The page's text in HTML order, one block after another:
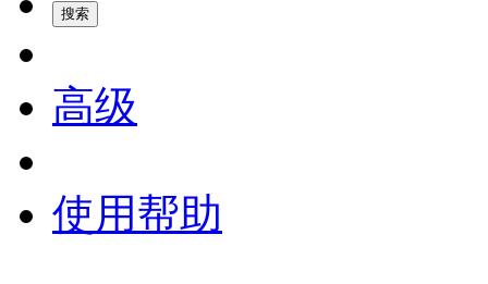
高级
使用帮助